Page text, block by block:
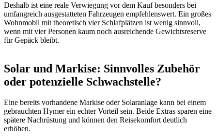
Deshalb ist eine reale Verwiegung vor dem Kauf besonders bei
umfangreich ausgestatteten Fahrzeugen empfehlenswert. Ein großes
Wohnmobil mit theoretisch vier Schlafplätzen ist wenig sinnvoll,
wenn mit vier Personen kaum noch ausreichende Gewichtsreserve
für Gepäck bleibt.
Solar und Markise: Sinnvolles Zubehör
oder potenzielle Schwachstelle?
Eine bereits vorhandene Markise oder Solaranlage kann bei einem
gebrauchten Hymer ein echter Vorteil sein. Beide Extras sparen eine
spätere Nachrüstung und können den Reisekomfort deutlich
erhöhen.